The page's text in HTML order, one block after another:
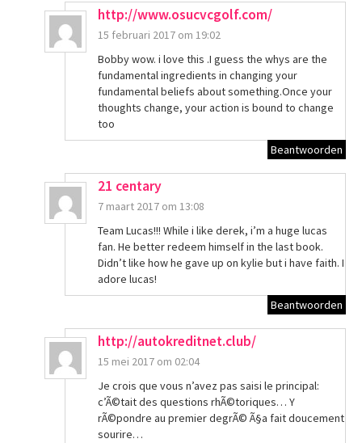
http://www.osucvcgolf.com/
15 februari 2017 om 19:02
Bobby wow. i love this .I guess the whys are the
fundamental ingredients in changing your
fundamental beliefs about something.Once your
thoughts change, your action is bound to change
too
Beantwoorden
21 centary
7 maart 2017 om 13:08
Team Lucas!!! While i like derek, i’m a huge lucas
fan. He better redeem himself in the last book.
Didn’t like how he gave up on kylie but i have faith. I
adore lucas!
Beantwoorden
http://autokreditnet.club/
15 mei 2017 om 02:04
Je crois que vous n’avez pas saisi le principal:
c’Ã©tait des questions rhÃ©toriques… Y
rÃ©pondre au premier degrÃ© Ã§a fait doucement
sourire…